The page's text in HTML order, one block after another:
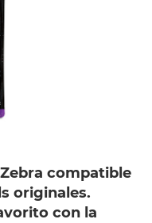
compatible
originales.
con la